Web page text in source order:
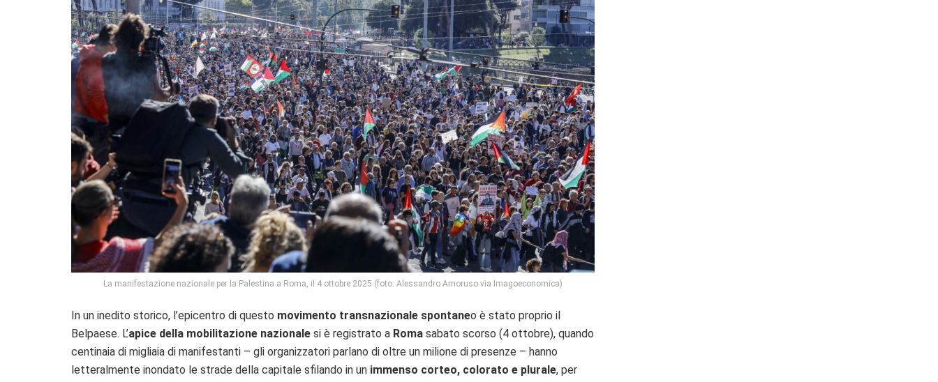
La manifestazione nazionale per la Palestina a Roma, il 4 ottobre 2025 (foto: Alessandro Amoruso via Imagoeconomica)
In un inedito storico, l’epicentro di questo movimento transnazionale spontaneo è stato proprio il
Belpaese. L’apice della mobilitazione nazionale si è registrato a Roma sabato scorso (4 ottobre), quando
centinaia di migliaia di manifestanti – gli organizzatori parlano di oltre un milione di presenze – hanno
letteralmente inondato le strade della capitale sfilando in un immenso corteo, colorato e plurale, per